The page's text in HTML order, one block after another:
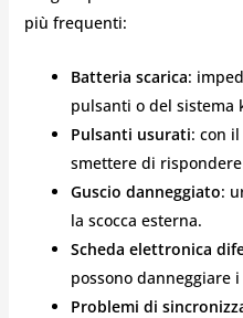
più frequenti:
Batteria scarica:
pulsanti o del sistema
Pulsanti usurati: con
smettere di
Guscio danneggiato:
la scocca esterna.
Scheda elettronica
possono danneggiare
Problemi di